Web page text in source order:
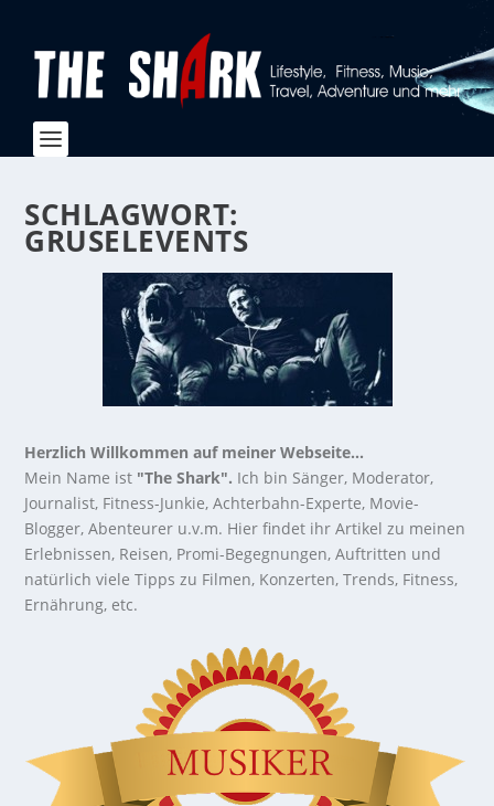
SCHLAGWORT:
GRUSELEVENTS
Herzlich Willkommen auf meiner Webseite...
Mein Name ist "The Shark". Ich bin Sänger, Moderator,
Journalist, Fitness-Junkie, Achterbahn-Experte, Movie-
Blogger, Abenteurer u.v.m. Hier findet ihr Artikel zu meinen
Erlebnissen, Reisen, Promi-Begegnungen, Auftritten und
natürlich viele Tipps zu Filmen, Konzerten, Trends, Fitness,
Ernährung, etc.